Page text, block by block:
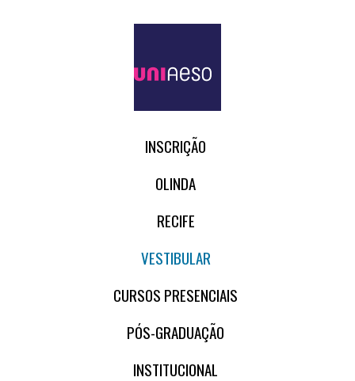
INSCRIÇÃO
OLINDA
RECIFE
VESTIBULAR
CURSOS PRESENCIAIS
PÓS-GRADUAÇÃO
INSTITUCIONAL